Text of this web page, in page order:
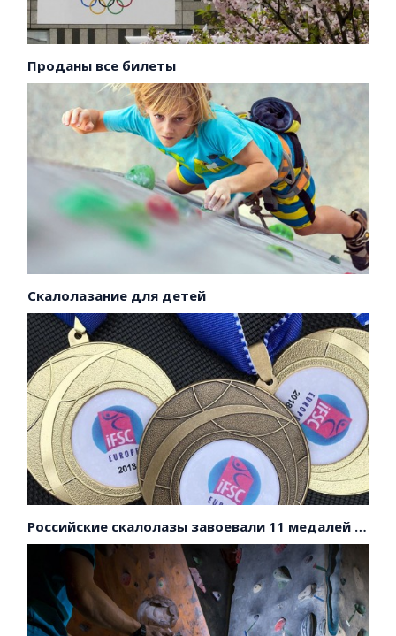
Проданы все билеты
Скалолазание для детей
Российские скалолазы завоевали 11 медалей на первенстве Европы!